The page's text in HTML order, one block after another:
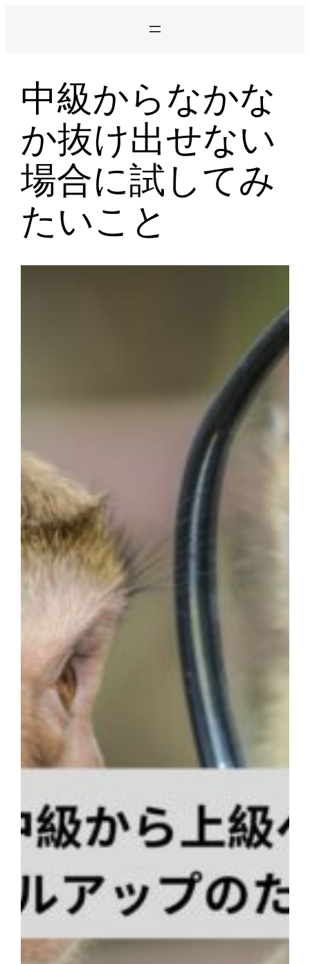
中級からなかな
か抜け出せない
場合に試してみ
たいこと